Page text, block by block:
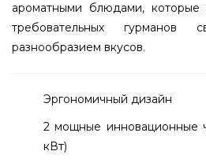
ароматными блюдами, которые
требовательных гурманов
разнообразием вкусов.
Эргономичный дизайн
2 мощные инновационные
кВт)